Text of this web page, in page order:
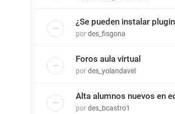
¿Se pueden instalar
pordes_fisgona
Foros aula virtual
pordes_yolandavel
Alta alumnos nuevos en
pordes_bcastro1